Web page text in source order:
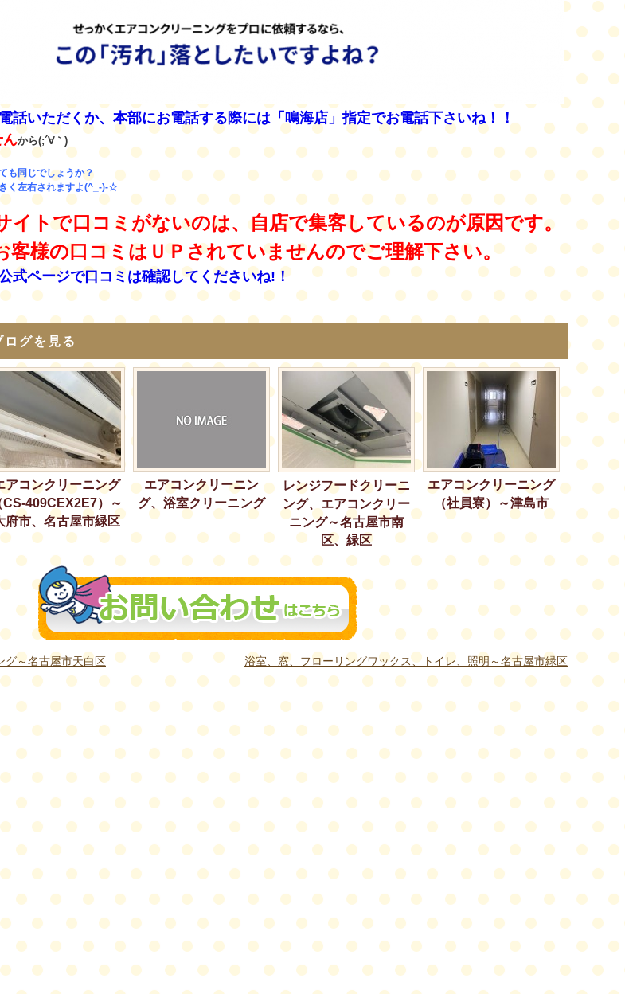
話いただくか、本部にお電話する際には「鳴海店」指定でお電話下さいね！！
んから(;´∀｀)
も同じでしょうか？
く左右されますよ(^_-)-☆
イトで口コミがないのは、自店で集客しているのが原因です。
客様の口コミはＵＰされていませんのでご理解下さい。
式ページで口コミは確認してくださいね!！
ログを見る
アコンクリーニング
CS-409CEX2E7）～
府市、名古屋市緑区
エアコンクリーニン
グ、浴室クリーニング
レンジフードクリーニ
ング、エアコンクリー
ニング～名古屋市南
区、緑区
エアコンクリーニング
（社員寮）～津島市
グ～名古屋市天白区 浴室、窓、フローリングワックス、トイレ、照明～名古屋市緑区